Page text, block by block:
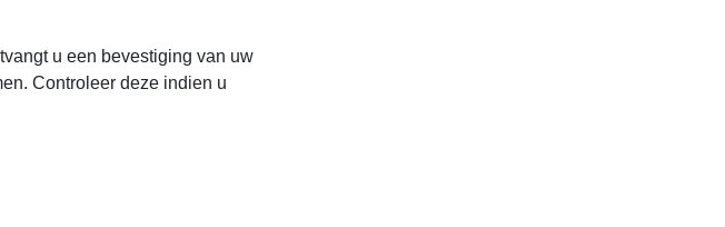
u een bevestiging van uw
Controleer deze indien u